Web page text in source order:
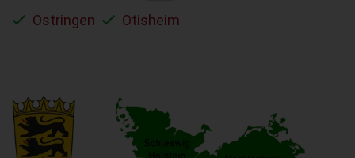
Östringen
Ötisheim